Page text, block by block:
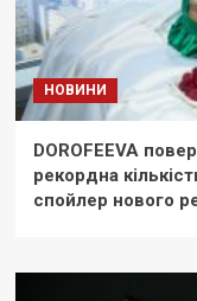
НОВИНИ
DOROFEEVA
рекордна
спойлер нового